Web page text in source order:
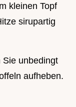
kleinen Topf
sirupartig
Sie unbedingt
aufheben.